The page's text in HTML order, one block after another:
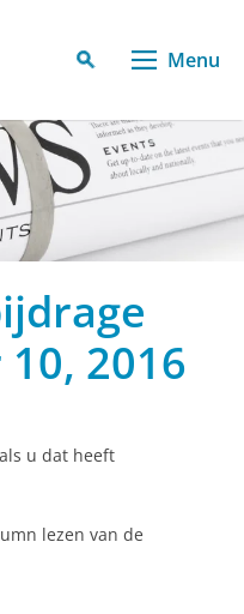
Menu
2016
u dat heeft
lezen van de